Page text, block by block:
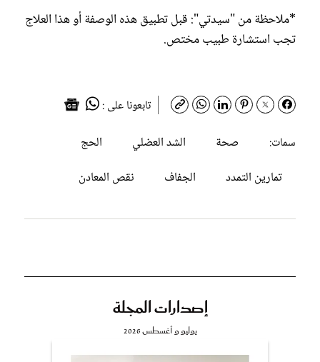
*ملاحظة من "سيدتي": قبل تطبيق هذه الوصفة أو هذا العلاج
تجب استشارة طبيب مختص.
تابعونا على :
سمات:
صحة الشد العضلي
الحج
تمارين التمدد
الجفاف نقص المعادن
إصدارات المجلة
يوليو و أغسطس 2026